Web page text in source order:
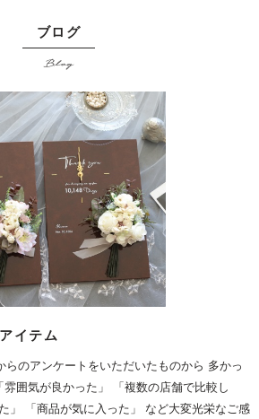
ブログ
Blog
イテム
らのアンケートをいただいたものから 多かっ
囲気が良かった」 「複数の店舗で比較し
」 「商品が気に入った」 など大変光栄なご感